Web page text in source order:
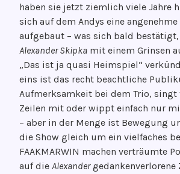
haben sie jetzt ziemlich viele Jahre
sich auf dem Andys eine
aufgebaut – was sich bald bestätigt,
Alexander Skipka mit einem Grinsen
„Das ist ja quasi Heimspiel“
eins ist das recht beachtliche
Aufmerksamkeit bei dem Trio,
Zeilen mit oder wippt einfach nur
– aber in der Menge ist Bewegung
die Show gleich um ein vielfaches
FAAKMARWIN machen verträumte
auf die Alexandergedankenverlorene